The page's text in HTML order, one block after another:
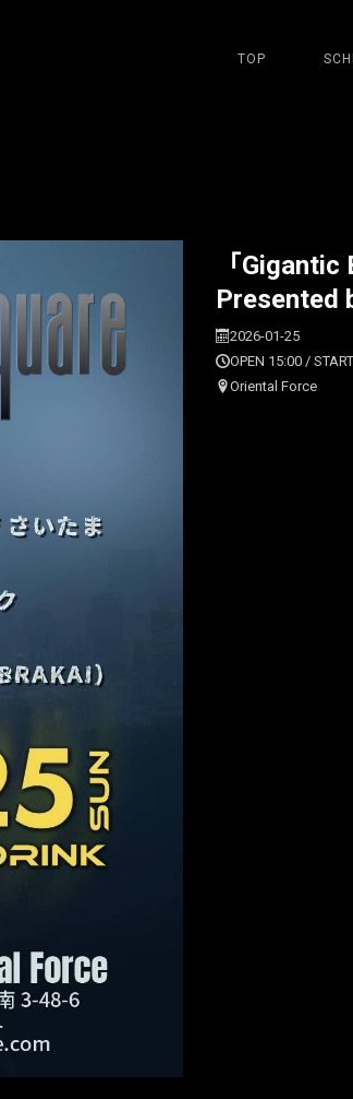
TOP
「Gigantic
Presented
2026-01-25
OPEN 15:00 /
Oriental Force